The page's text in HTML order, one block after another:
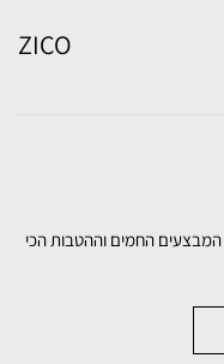
ZICO
המבצעים החמים וההטבות הכי